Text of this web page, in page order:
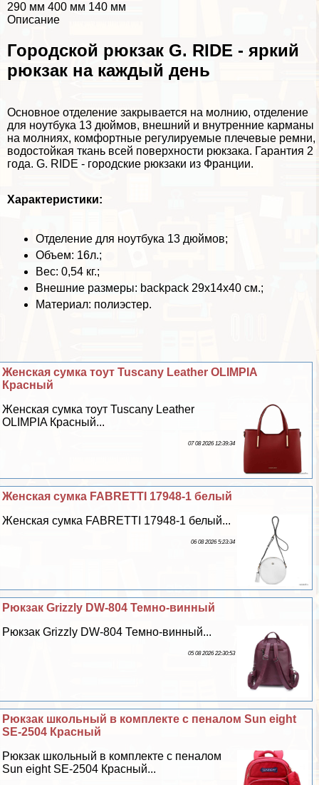
290 мм 400 мм 140 мм
Описание
Городской рюкзак G. RIDE - яркий
рюкзак на каждый день
Основное отделение закрывается на молнию, отделение
для ноутбука 13 дюймов, внешний и внутренние карманы
на молниях, комфортные регулируемые плечевые ремни,
водостойкая ткань всей поверхности рюкзака. Гарантия 2
года. G. RIDE - городские рюкзаки из Франции.
Хаpaктеристики:
Отделение для ноутбука 13 дюймов;
Объем: 16л.;
Вес: 0,54 кг.;
Внешние размеры: backpack 29x14x40 см.;
Материал: полиэстер.
Женская сумка тоут Tuscany Leather OLIMPIA
Красный
Женская сумка тоут Tuscany Leather
OLIMPIA Красный...
07 08 2026 12:39:34
Женская сумка FABRETTI 17948-1 белый
Женская сумка FABRETTI 17948-1 белый...
06 08 2026 5:23:34
Рюкзак Grizzly DW-804 Темно-винный
Рюкзак Grizzly DW-804 Темно-винный...
05 08 2026 22:30:53
Рюкзак школьный в комплекте с пеналом Sun eight
SE-2504 Красный
Рюкзак школьный в комплекте с пеналом
Sun eight SE-2504 Красный...